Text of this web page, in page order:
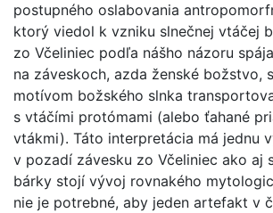
postupného oslabovania
ktorý viedol k vzniku slnečnej vtáčej
zo Včeliniec podľa nášho názoru
na záveskoch, azda ženské božstvo,
motívom božského slnka
s vtáčími protómami (alebo ťahané
vtákmi). Táto interpretácia má jednu
v pozadí závesku zo Včeliniec ako aj
bárky stojí vývoj rovnakého
nie je potrebné, aby jeden artefakt v